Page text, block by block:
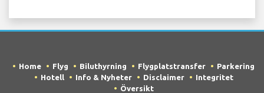
Home Flyg Biluthyrning Flygplatstransfer
Parkering
Hotell
Info & Nyheter Disclaimer
Integritet
Översikt